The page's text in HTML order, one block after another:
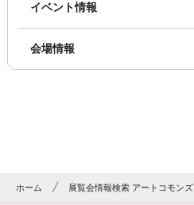
イベント情報
会場情報
ホーム 展覧会情報検索 アートコモンズ